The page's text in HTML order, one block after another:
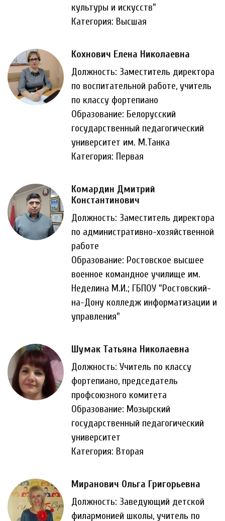
культуры и искусств"
Категория: Высшая
Кохнович Елена Николаевна
Должность: Заместитель директора
по воспитательной работе, учитель
по классу фортепиано
Образование: Белорусский
государственный педагогический
университет им. М.Танка
Категория: Первая
Комардин Дмитрий
Константинович
Должность: Заместитель директора
по административно-хозяйственной
работе
Образование: Ростовское высшее
военное командное училище им.
Неделина М.И.; ГБПОУ "Ростовский-
на-Дону колледж информатизации и
управления"
Шумак Татьяна Николаевна
Должность: Учитель по классу
фортепиано, председатель
профсоюзного комитета
Образование: Мозырский
государственный педагогический
университет
Категория: Вторая
Миранович Ольга Григорьевна
Должность: Заведующий детской
филармонией школы, учитель по